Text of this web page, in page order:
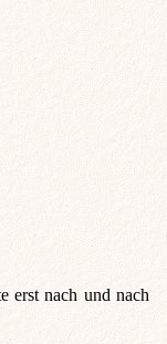
erst nach und nach